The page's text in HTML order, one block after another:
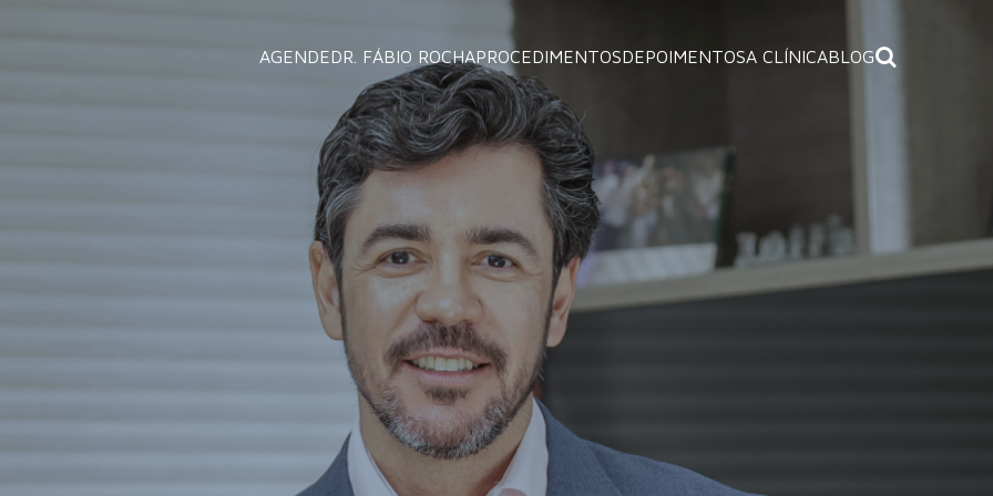
AGENDEDR. FÁBIO ROCHAPROCEDIMENTOSDEPOIMENTOSA CLÍNICABLOG